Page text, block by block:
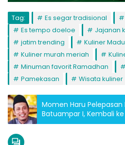
Tag: Es segar tradisional
Es tempo doeloe
Jajanan
jatim trending
Kuliner
Kuliner murah meriah
Minuman favorit Ramadhan
Pamekasan
Wisata kuliner
Momen Haru Pelepasan
Batuampar I, Kembali
Doa dan Harapan